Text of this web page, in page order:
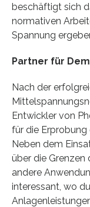
beschäftigt sich
normativen
Spannung
Partner für
Nach der
Entwickler von
für die
Neben dem
über die Grenzen
andere
interessant, wo